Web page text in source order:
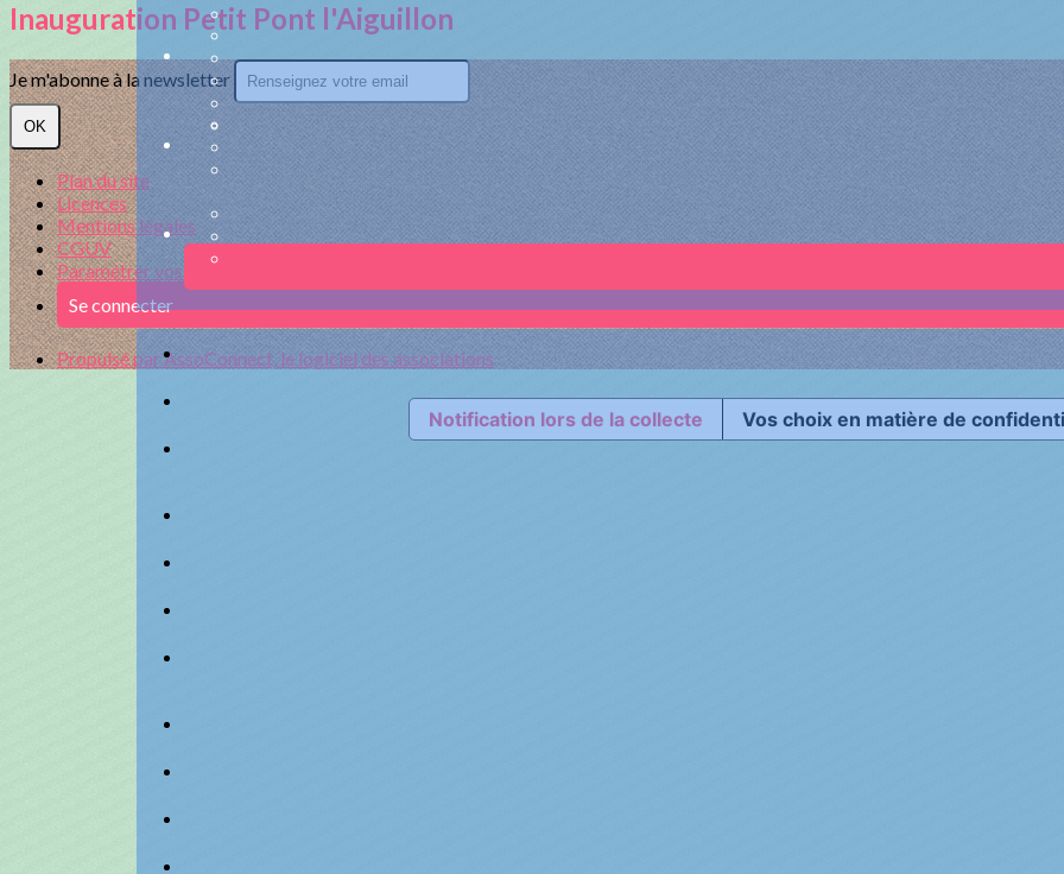
Inauguration Petit Pont l'Aiguillon
Je m'abonne à la newsletter
OK
Plan du site
Licences
Mentions légales
CGUV
Paramétrer vos cookies
Se connecter
Propulsé par AssoConnect, le logiciel des associations
Notification lors de la collecte Vos choix en matière de